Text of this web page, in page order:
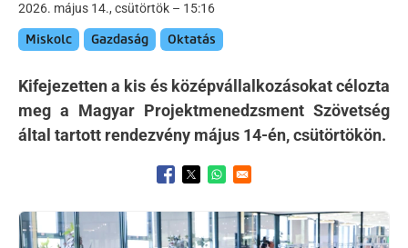
2026. május 14., csütörtök – 15:16
Miskolc Gazdaság Oktatás
Kifejezetten a kis és középvállalkozásokat célozta
meg a Magyar Projektmenedzsment Szövetség
által tartott rendezvény május 14-én, csütörtökön.
Opens in a new window
Opens in a new window
Opens in a new window
Kép